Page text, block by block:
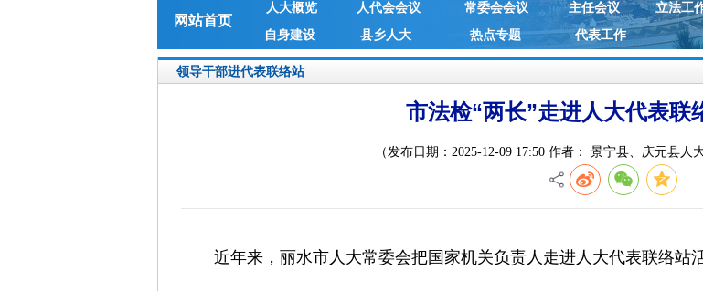
网站首页
人大概览 人代会会议 常委会会议 主任会议 立法工
自身建设
县乡人大 热点专题 代表工作
领导干部进代表联络站
市法检“两长”走进人大代表联
（发布日期：2025-12-09 17:50 作者： 景宁县、庆元县人
近年来，丽水市人大常委会把国家机关负责人走进人大代表联络站